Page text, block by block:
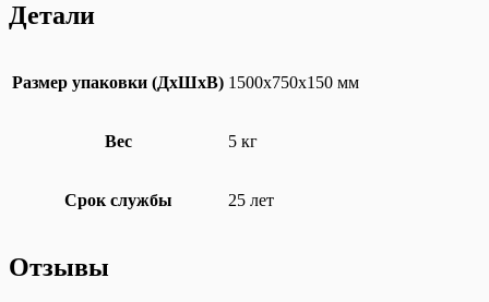
Детали
Размер упаковки (ДхШхВ) 1500x750x150 мм
Вес 5 кг
Срок службы 25 лет
Отзывы